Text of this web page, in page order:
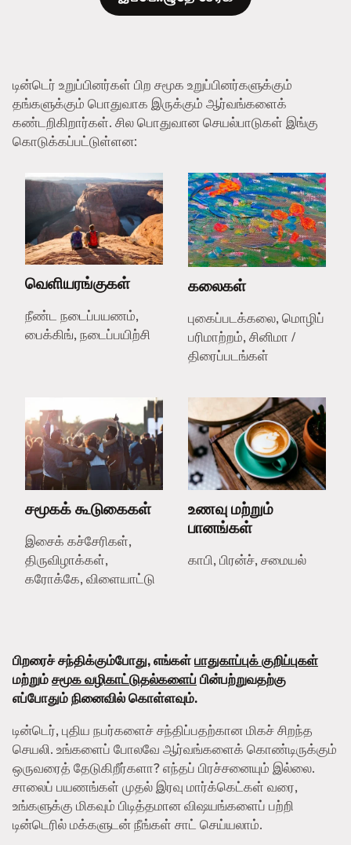
டின்டெர் உறுப்பினர்கள் பிற சமூக உறுப்பினர்களுக்கும்
தங்களுக்கும் பொதுவாக இருக்கும் ஆர்வங்களைக்
கண்டறிகிறார்கள். சில பொதுவான செயல்பாடுகள் இங்கு
கொடுக்கப்பட்டுள்ளன:
வெளியரங்குகள்
நீண்ட நடைப்பயணம்,
பைக்கிங், நடைப்பயிற்சி
கலைகள்
புகைப்படக்கலை, மொழிப்
பரிமாற்றம், சினிமா /
திரைப்படங்கள்
சமூகக் கூடுகைகள்
இசைக் கச்சேரிகள்,
திருவிழாக்கள்,
கரோக்கே, விளையாட்டு
உணவு மற்றும்
பானங்கள்
காபி, பிரன்ச், சமையல்
பிறரைச் சந்திக்கும்போது, எங்கள்பாதுகாப்புக் குறிப்புகள்
மற்றும்சமூக வழிகாட்டுதல்களைப் பின்பற்றுவதற்கு
எப்போதும் நினைவில் கொள்ளவும்.
டின்டெர், புதிய நபர்களைச் சந்திப்பதற்கான மிகச் சிறந்த
செயலி. உங்களைப் போலவே ஆர்வங்களைக் கொண்டிருக்கும்
ஒருவரைத் தேடுகிறீர்களா? எந்தப் பிரச்சனையும் இல்லை.
சாலைப் பயணங்கள் முதல் இரவு மார்க்கெட்கள் வரை,
உங்களுக்கு மிகவும் பிடித்தமான விஷயங்களைப் பற்றி
டின்டெரில் மக்களுடன் நீங்கள் சாட் செய்யலாம்.